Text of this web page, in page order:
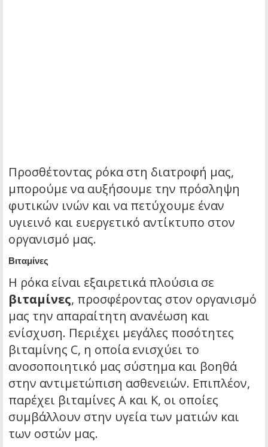
Προσθέτοντας ρόκα στη διατροφή μας,
μπορούμε να αυξήσουμε την πρόσληψη
φυτικών ινών και να πετύχουμε έναν
υγιεινό και ευεργετικό αντίκτυπο στον
οργανισμό μας.
Βιταμίνες
Η ρόκα είναι εξαιρετικά πλούσια σε
βιταμίνες, προσφέροντας στον οργανισμό
μας την απαραίτητη ανανέωση και
ενίσχυση. Περιέχει μεγάλες ποσότητες
βιταμίνης C, η οποία ενισχύει το
ανοσοποιητικό μας σύστημα και βοηθά
στην αντιμετώπιση ασθενειών. Επιπλέον,
παρέχει βιταμίνες Α και Κ, οι οποίες
συμβάλλουν στην υγεία των ματιών και
των οστών μας.